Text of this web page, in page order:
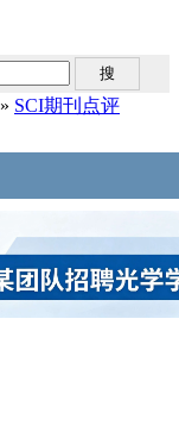
» SCI期刊点评